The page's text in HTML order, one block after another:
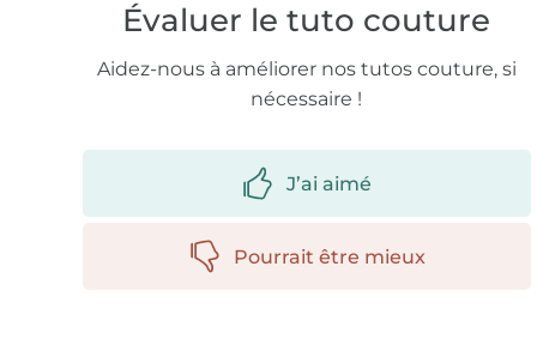
Évaluer le tuto couture
Aidez-nous à améliorer nos tutos couture, si
nécessaire !
J’ai aimé
Pourrait être mieux